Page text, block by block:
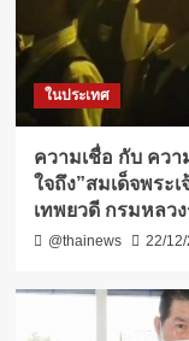
ในประเทศ
ความเชื่อ กับ​ ควา
ใจถึง”สมเด็จพระ
เทพยวดี กรมหลว
@thainews 22/